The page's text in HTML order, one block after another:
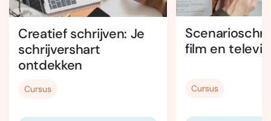
Creatief schrijven: Je
schrijvershart
ontdekken
Cursus
film en
Cursus